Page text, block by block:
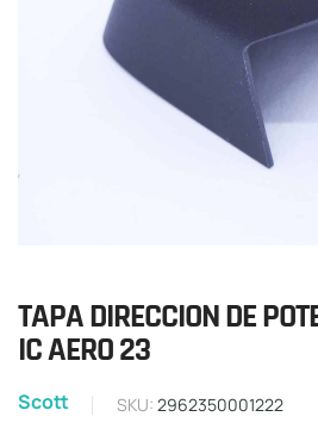
TAPA DIRECCION DE
IC AERO 23
Scott SKU: 2962350001222